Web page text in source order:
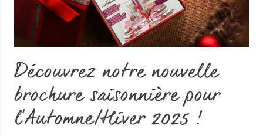
Découvrez notre nouvelle
brochure saisonnière pour
l'Automne/Hiver 2025 !